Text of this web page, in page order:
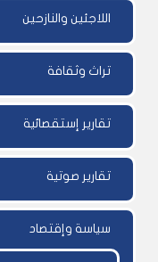
اللاجئين والنازحين
تراث وثقافة
تقارير إستقصائية
تقارير صوتية
سياسة وإقتصاد